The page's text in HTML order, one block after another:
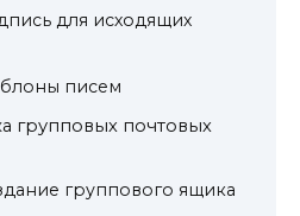
для исходящих
писем
групповых почтовых
группового ящика